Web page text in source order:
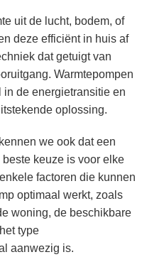
uit de lucht, bodem, of
deze efficiënt in huis af
dat getuigt van
Warmtepompen
de energietransitie en
oplossing.
we ook dat een
keuze is voor elke
factoren die kunnen
optimaal werkt, zoals
woning, de beschikbare
type
aanwezig is.